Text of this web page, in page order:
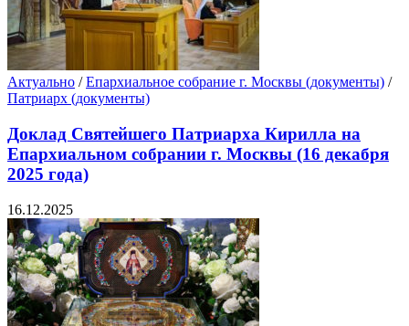
Актуально /Епархиальное собрание г. Москвы (документы) /
Патриарх (документы)
Доклад Святейшего Патриарха Кирилла на
Епархиальном собрании г. Москвы (16 декабря
2025 года)
16.12.2025